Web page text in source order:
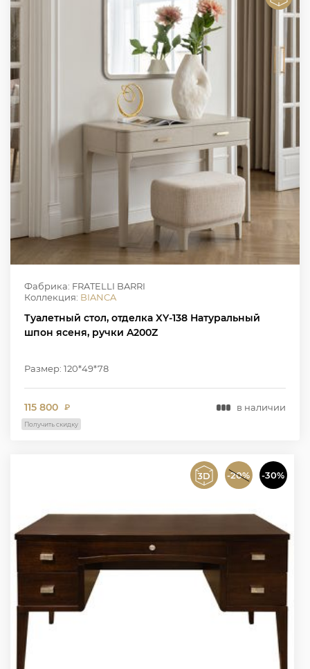
Фабрика: FRATELLI BARRI
Коллекция: BIANCA
Туалетный стол, отделка XY-138 Натуральный
шпон ясеня, ручки A200Z
Размер: 120*49*78
115 800 ₽ в наличии
Получить скидку
-20% -30%